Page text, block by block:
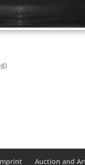
Auction and